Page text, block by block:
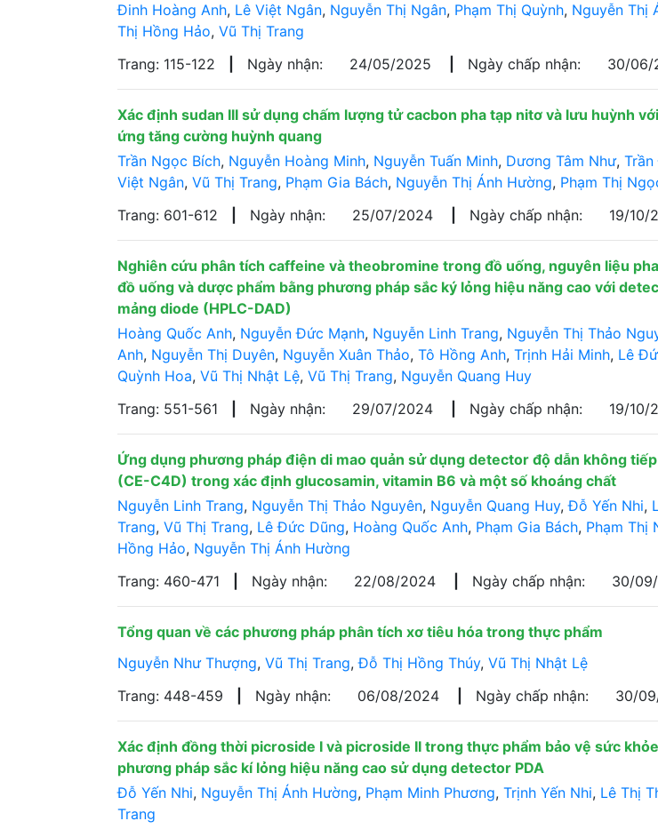
Đinh Hoàng Anh, Lê Việt Ngân, Nguyễn Thị Ngân, Phạm Thị Quỳnh, Nguyễn Thị
Thị Hồng Hảo, Vũ Thị Trang
Trang: 115-122
Ngày nhận: 24/05/2025 Ngày chấp nhận: 30/06/
Xác định sudan III sử dụng chấm lượng tử cacbon pha tạp nitơ và lưu huỳnh
ứng tăng cường huỳnh quang
Trần Ngọc Bích, Nguyễn Hoàng Minh, Nguyễn Tuấn Minh, Dương Tâm Như,
Việt Ngân, Vũ Thị Trang, Phạm Gia Bách, Nguyễn Thị Ánh Hường, Phạm Thị
Trang: 601-612
Ngày nhận: 25/07/2024 Ngày chấp nhận: 19/10/
Nghiên cứu phân tích caffeine và theobromine trong đồ uống, nguyên liệu
đồ uống và dược phẩm bằng phương pháp sắc ký lỏng hiệu năng cao với
mảng diode (HPLC-DAD)
Hoàng Quốc Anh, Nguyễn Đức Mạnh, Nguyễn Linh Trang, Nguyễn Thị Thảo
Anh, Nguyễn Thị Duyên, Nguyễn Xuân Thảo, Tô Hồng Anh, Trịnh Hải Minh, Lê
Quỳnh Hoa, Vũ Thị Nhật Lệ, Vũ Thị Trang, Nguyễn Quang Huy
Trang: 551-561
Ngày nhận: 29/07/2024 Ngày chấp nhận: 19/10/
Ứng dụng phương pháp điện di mao quản sử dụng detector độ dẫn không
(CE-C4D) trong xác định glucosamin, vitamin B6 và một số khoáng chất
Nguyễn Linh Trang, Nguyễn Thị Thảo Nguyên, Nguyễn Quang Huy,Đỗ Yến Nhi,
Trang, Vũ Thị Trang, Lê Đức Dũng, Hoàng Quốc Anh, Phạm Gia Bách, Phạm Thị
Hồng Hảo, Nguyễn Thị Ánh Hường
Trang: 460-471
Ngày nhận: 22/08/2024 Ngày chấp nhận: 30/
Tổng quan về các phương pháp phân tích xơ tiêu hóa trong thực phẩm
Nguyễn Như Thượng, Vũ Thị Trang,Đỗ Thị Hồng Thúy, Vũ Thị Nhật Lệ
Trang: 448-459
Ngày nhận: 06/08/2024 Ngày chấp nhận: 30/
Xác định đồng thời picroside I và picroside II trong thực phẩm bảo vệ sức
phương pháp sắc kí lỏng hiệu năng cao sử dụng detector PDA
Đỗ Yến Nhi, Nguyễn Thị Ánh Hường, Phạm Minh Phương, Trịnh Yến Nhi, Lê Thị
Trang